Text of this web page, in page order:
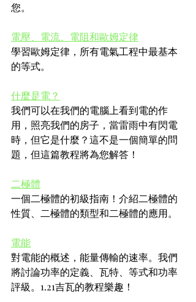
您。
電壓、電流、電阻和歐姆定律
學習歐姆定律，所有電氣工程中最基本
的等式。
什麼是電？
我們可以在我們的電腦上看到電的作
用，照亮我們的房子，當雷雨中有閃電
時，但它是什麼？這不是一個簡單的問
題，但這篇教程將為您解答！
二極體
一個二極體的初級指南！介紹二極體的
性質、二極體的類型和二極體的應用。
電能
對電能的概述，能量傳輸的速率。我們
將討論功率的定義、瓦特、等式和功率
評級。1.21吉瓦的教程樂趣！